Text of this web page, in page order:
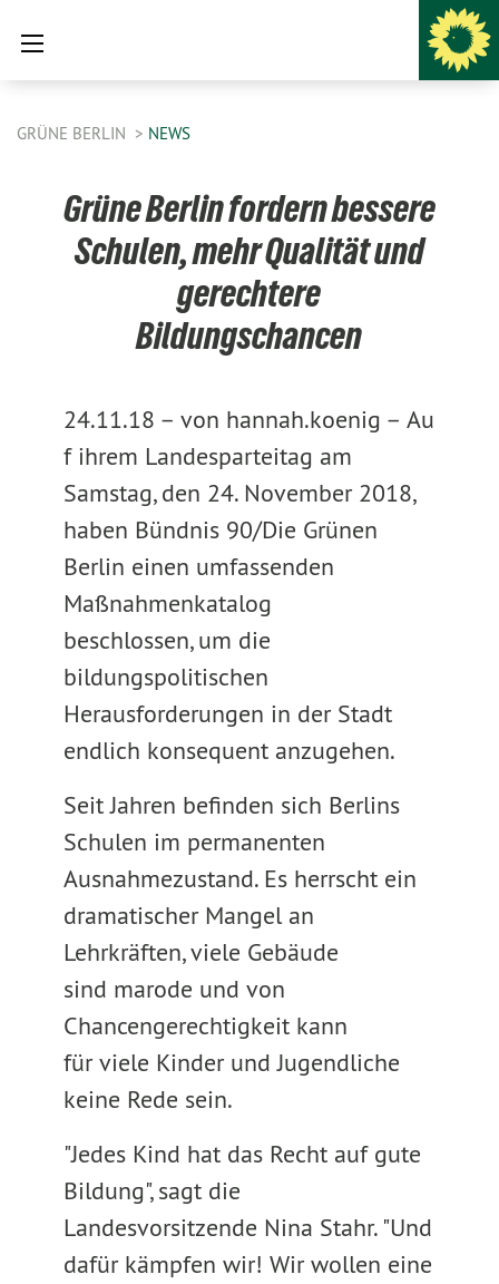
GRÜNE BERLIN NEWS
Grüne Berlin fordern bessere
Schulen, mehr Qualität und
gerechtere
Bildungschancen
24.11.18 – von hannah.koenig – Au
f ihrem Landesparteitag am
Samstag, den 24. November 2018,
haben Bündnis 90/Die Grünen
Berlin einen umfassenden
Maßnahmenkatalog
beschlossen, um die
bildungspolitischen
Herausforderungen in der Stadt
endlich konsequent anzugehen.
Seit Jahren befinden sich Berlins
Schulen im permanenten
Ausnahmezustand. Es herrscht ein
dramatischer Mangel an
Lehrkräften, viele Gebäude
sind marode und von
Chancengerechtigkeit kann
für viele Kinder und Jugendliche
keine Rede sein.
"Jedes Kind hat das Recht auf gute
Bildung", sagt die
Landesvorsitzende Nina Stahr. "Und
dafür kämpfen wir! Wir wollen eine